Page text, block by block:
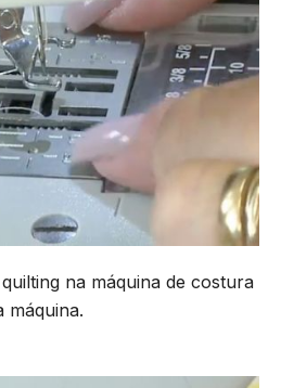
na máquina de costura
máquina.